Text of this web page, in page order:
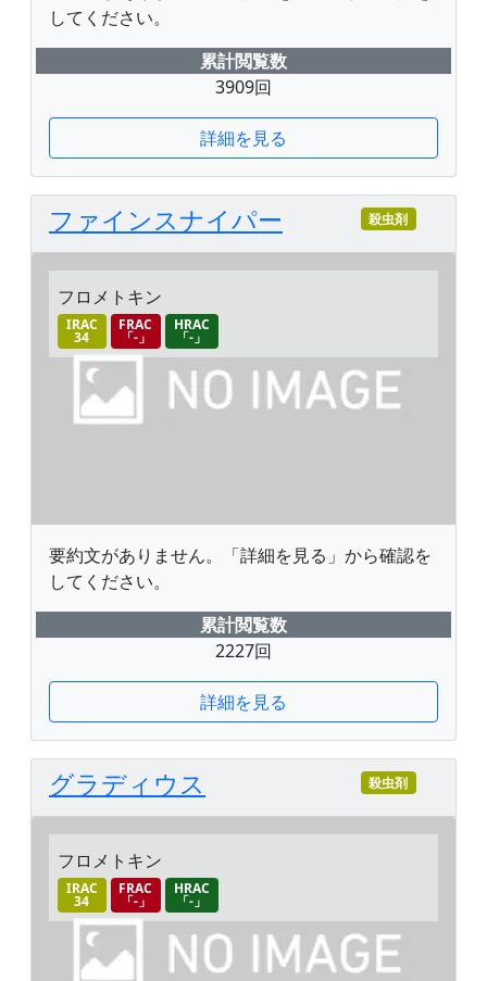
してください。
累計閲覧数
3909回
詳細を見る
ファインスナイパー 殺虫剤
フロメトキン
IRAC
34
FRAC
「-」
HRAC
「-」
要約文がありません。「詳細を見る」から確認を
してください。
累計閲覧数
2227回
詳細を見る
グラディウス 殺虫剤
フロメトキン
IRAC
34
FRAC
「-」
HRAC
「-」